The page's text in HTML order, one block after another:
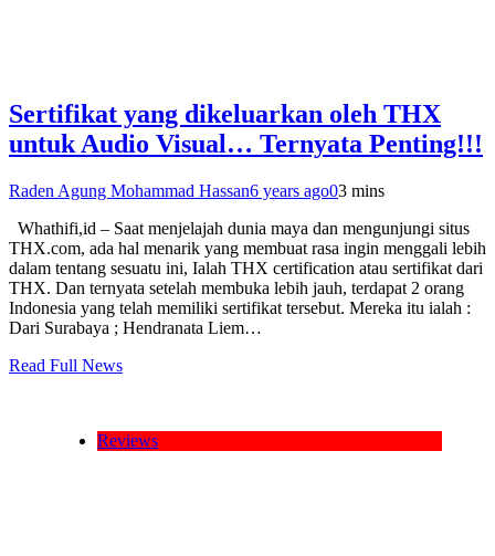
Sertifikat yang dikeluarkan oleh THX
untuk Audio Visual… Ternyata Penting!!!
Raden Agung Mohammad Hassan6 years ago03 mins
Whathifi,id – Saat menjelajah dunia maya dan mengunjungi situs
THX.com, ada hal menarik yang membuat rasa ingin menggali lebih
dalam tentang sesuatu ini, Ialah THX certification atau sertifikat dari
THX. Dan ternyata setelah membuka lebih jauh, terdapat 2 orang
Indonesia yang telah memiliki sertifikat tersebut. Mereka itu ialah :
Dari Surabaya ; Hendranata Liem…
Read Full News
Reviews